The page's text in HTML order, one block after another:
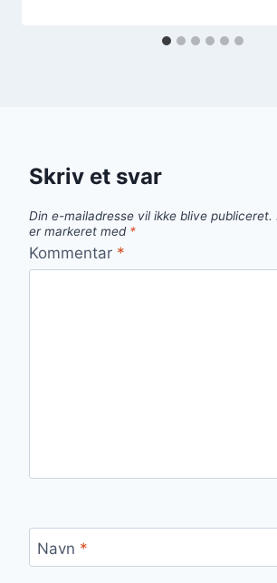
Skriv et svar
Din e-mailadresse vil ikke blive publiceret.
er markeret med *
Kommentar *
Navn *